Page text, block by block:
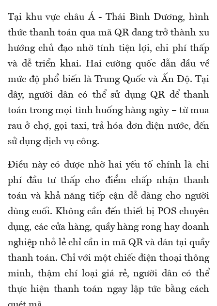
Tại khu vực châu Á - Thái Bình Dương, hình
thức thanh toán qua mã QR đang trở thành xu
hướng chủ đạo nhờ tính tiện lợi, chi phí thấp
và dễ triển khai. Hai cường quốc dẫn đầu về
mức độ phổ biến là Trung Quốc và Ấn Độ. Tại
đây, người dân có thể sử dụng QR để thanh
toán trong mọi tình huống hàng ngày – từ mua
rau ở chợ, gọi taxi, trả hóa đơn điện nước, đến
sử dụng dịch vụ công.
Điều này có được nhờ hai yếu tố chính là chi
phí đầu tư thấp cho điểm chấp nhận thanh
toán và khả năng tiếp cận dễ dàng cho người
dùng cuối. Không cần đến thiết bị POS chuyên
dụng, các cửa hàng, quầy hàng rong hay doanh
nghiệp nhỏ lẻ chỉ cần in mã QR và dán tại quầy
thanh toán. Chỉ với một chiếc điện thoại thông
minh, thậm chí loại giá rẻ, người dân có thể
thực hiện thanh toán ngay lập tức bằng cách